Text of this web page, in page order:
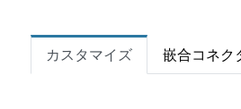
カスタマイズ 嵌合コネク